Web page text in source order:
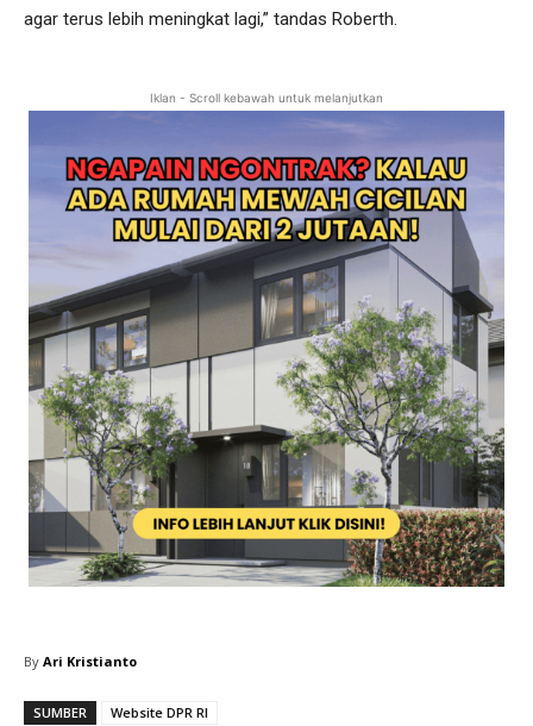
agar terus lebih meningkat lagi,” tandas Roberth.
Iklan - Scroll kebawah untuk melanjutkan
By Ari Kristianto
SUMBER
Website DPR RI